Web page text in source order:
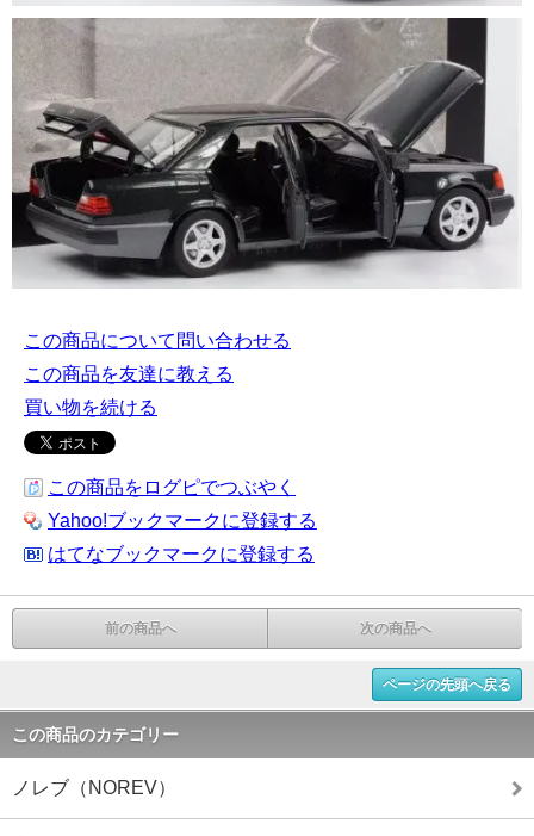
この商品について問い合わせる
この商品を友達に教える
買い物を続ける
この商品をログピでつぶやく
Yahoo!ブックマークに登録する
はてなブックマークに登録する
前の商品へ 次の商品へ
ページの先頭へ戻る
この商品のカテゴリー
ノレブ（NOREV）